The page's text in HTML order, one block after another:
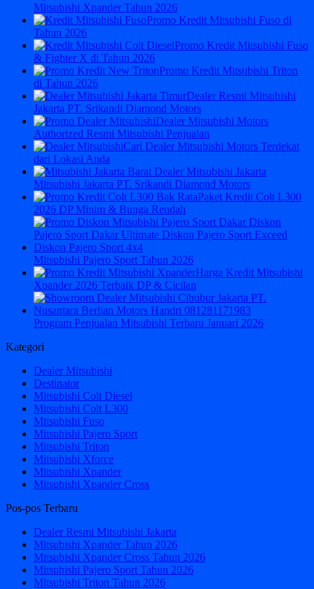
Mitsubishi Xpander Tahun 2026
Promo Kredit Mitsubishi Fuso di
Tahun 2026
Promo Kredit Mitsubishi Fuso
& Fighter X di Tahun 2026
Promo Kredit Mitsubishi Triton
di Tahun 2026
Dealer Resmi Mitsubishi
Jakarta PT. Srikandi Diamond Motors
Dealer Mitsubishi Motors
Authorized Resmi Mitsubishi Penjualan
Cari Dealer Mitsubishi Motors Terdekat
dari Lokasi Anda
Mitsubishi Jakarta PT. Srikandi Diamond Motors
Paket Kredit Colt L300
2026 DP Minim & Bunga Rendah
Mitsubishi Pajero Sport Tahun 2026
Harga Kredit Mitsubishi
Xpander 2026 Terbaik DP & Cicilan
Program Penjualan Mitsubishi Terbaru Januari 2026
Kategori
Dealer Mitsubishi
Destinator
Mitsubishi Colt Diesel
Mitsubishi Colt L300
Mitsubishi Fuso
Mitsubishi Pajero Sport
Mitsubishi Triton
Mitsubishi Xforce
Mitsubishi Xpander
Mitsubishi Xpander Cross
Pos-pos Terbaru
Dealer Resmi Mitsubishi Jakarta
Mitsubishi Xpander Tahun 2026
Mitsubishi Xpander Cross Tahun 2026
Mitsubishi Pajero Sport Tahun 2026
Mitsubishi Triton Tahun 2026